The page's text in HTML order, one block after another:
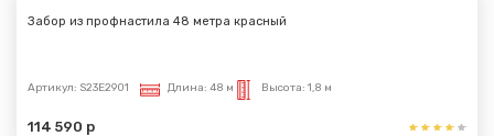
Забор из профнастила 48 метра красный
Артикул: S23E2901 Длина: 48 м Высота: 1,8 м
114 590 р